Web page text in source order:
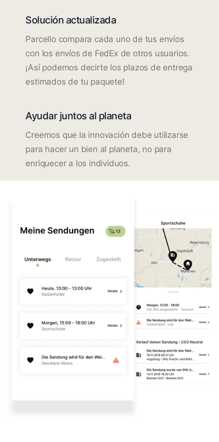
Solución actualizada
Parcello compara cada uno de tus envíos
con los envíos de FedEx de otros usuarios.
¡Así podemos decirte los plazos de entrega
estimados de tu paquete!
Ayudar juntos al planeta
Creemos que la innovación debe utilizarse
para hacer un bien al planeta, no para
enriquecer a los individuos.